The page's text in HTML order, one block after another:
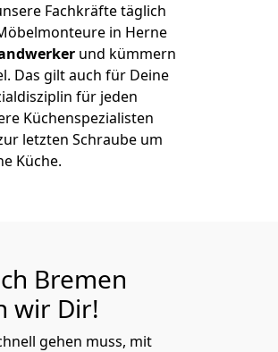
Fachkräfte täglich
in Herne
und kümmern
Das gilt auch für Deine
für jeden
Küchenspezialisten
letzten Schraube um
Küche.
Bremen
wir Dir!
gehen muss, mit